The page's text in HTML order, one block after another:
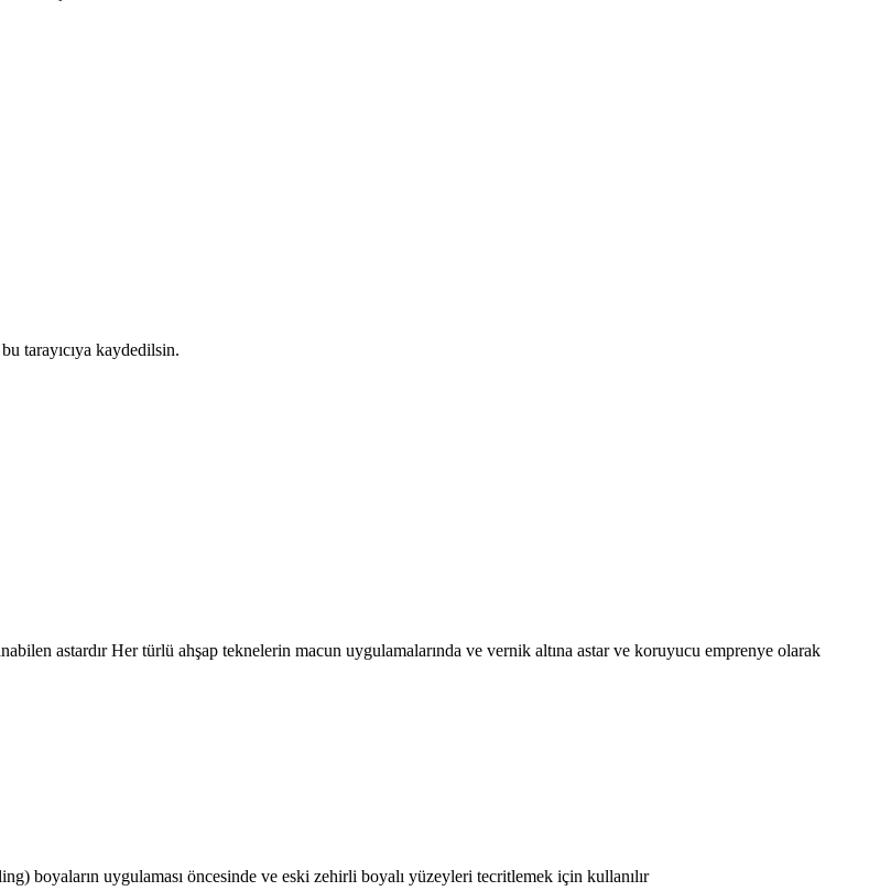
tarayıcıya kaydedilsin.
astardır Her türlü ahşap teknelerin macun uygulamalarında ve vernik altına astar ve koruyucu emprenye olarak
boyaların uygulaması öncesinde ve eski zehirli boyalı yüzeyleri tecritlemek için kullanılır